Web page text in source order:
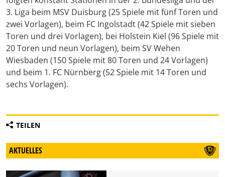
3. Liga beim MSV Duisburg (25 Spiele mit fünf Toren und
zwei Vorlagen), beim FC Ingolstadt (42 Spiele mit sieben
Toren und drei Vorlagen), bei Holstein Kiel (96 Spiele mit
20 Toren und neun Vorlagen), beim SV Wehen
Wiesbaden (150 Spiele mit 80 Toren und 24 Vorlagen)
und beim 1. FC Nürnberg (52 Spiele mit 14 Toren und
sechs Vorlagen).
TEILEN
AKTUELLES